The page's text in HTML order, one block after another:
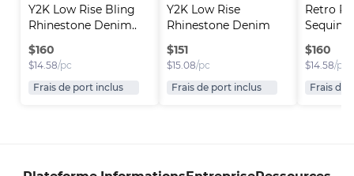
Y2K Low Rise Bling
Rhinestone Denim..
$160
$14.58/pc
Frais de port inclus
Y2K Low Rise
Rhinestone Denim
Short..
$151
$15.08/pc
Frais de port inclus
Retro
Sequin
$160
$14.58/pc
Frais de